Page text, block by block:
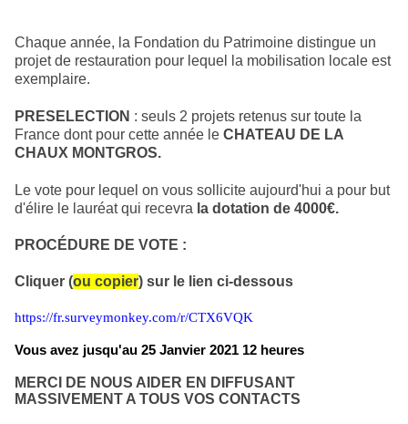
Chaque année, la Fondation du Patrimoine distingue un
projet de restauration pour lequel la mobilisation locale est
exemplaire.
PRESELECTION : seuls 2 projets retenus sur toute la
France dont pour cette année le CHATEAU DE LA
CHAUX MONTGROS.
Le vote pour lequel on vous sollicite aujourd'hui a pour but
d'élire le lauréat qui recevra la dotation de 4000€.
PROCÉDURE DE VOTE :
Cliquer (ou copier) sur le lien ci-dessous
https://fr.surveymonkey.com/r/CTX6VQK
Vous avez jusqu'au 25 Janvier 2021 12 heures
MERCI DE NOUS AIDER EN DIFFUSANT
MASSIVEMENT A TOUS VOS CONTACTS